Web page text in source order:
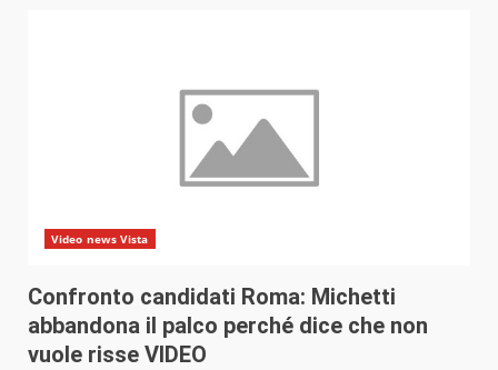
Video news Vista
Confronto candidati Roma: Michetti
abbandona il palco perché dice che non
vuole risse VIDEO